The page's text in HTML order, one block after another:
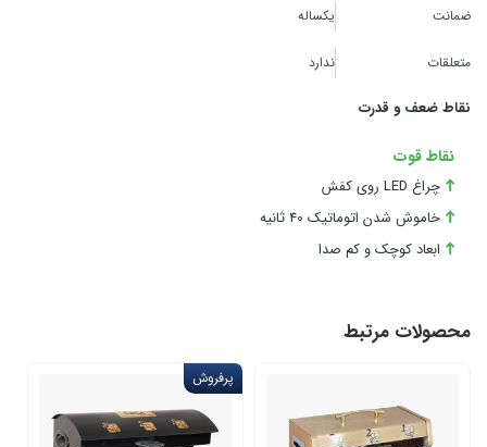
ضمانت یکساله
متعلقات ندارد
نقاط ضعف و قدرت
نقاط قوت
چراغ LED روی کفش
خاموش شدن اتوماتیک 40 ثانیه
ابعاد کوچک و کم صدا
محصولات مرتبط
پرفروش